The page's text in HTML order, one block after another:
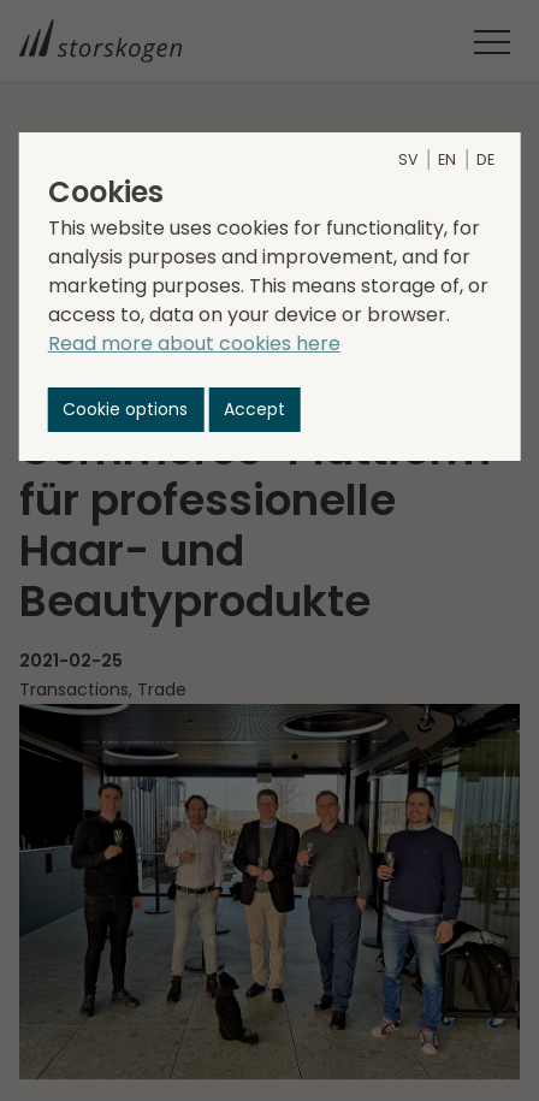
2021
STORSKOGEN ERWIRBT PERFECTHAIR.CH, DIE GRÖSSTE
SCHWEIZER E-COMMERCE-PLATTFORM FÜR PROFESSIONELLE
HAAR- UND BEAUTYPRODUKTE
Storskogen erwirbt
PerfectHair.ch, die
grösste Schweizer E-
Commerce-Plattform
für professionelle
Haar- und
Beautyprodukte
2021-02-25
Transactions, Trade
SV EN DE
Cookies
This website uses cookies for functionality, for
analysis purposes and improvement, and for
marketing purposes. This means storage of, or
access to, data on your device or browser.
Read more about cookies here
Cookie options Accept